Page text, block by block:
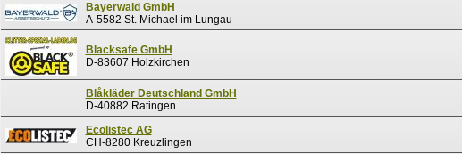
Bayerwald GmbH
A-5582 St. Michael im Lungau
Blacksafe GmbH
D-83607 Holzkirchen
Blåkläder Deutschland GmbH
D-40882 Ratingen
Ecolistec AG
CH-8280 Kreuzlingen